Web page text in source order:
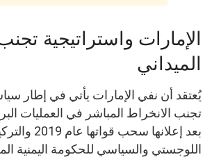
الإمارات واستراتيجية
الميداني
يُعتقد أن نفي الإمارات يأتي في إطار
تجنب الانخراط المباشر في العمليات
بعد إعلانها
اللوجستي والسياسي للحكومة اليمنية